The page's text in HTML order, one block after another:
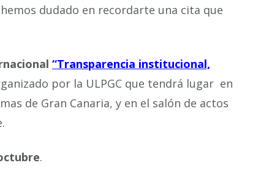
dudado en recordarte una cita que
“Transparencia institucional,
por la ULPGC que tendrá lugar en
de Gran Canaria, y en el salón de actos
.